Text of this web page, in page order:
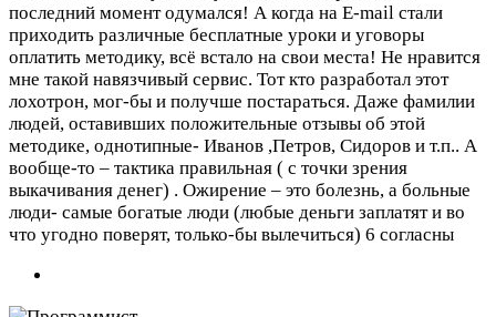
последний момент одумался! А когда на E-mail стали
приходить различные бесплатные уроки и уговоры
оплатить методику, всё встало на свои места! Не нравится
мне такой навязчивый сервис. Тот кто разработал этот
лохотрон, мог-бы и получше постараться. Даже фамилии
людей, оставивших положительные отзывы об этой
методике, однотипные- Иванов ,Петров, Сидоров и т.п.. А
вообще-то – тактика правильная ( с точки зрения
выкачивания денег) . Ожирение – это болезнь, а больные
люди- самые богатые люди (любые деньги заплатят и во
что угодно поверят, только-бы вылечиться) 6 согласны